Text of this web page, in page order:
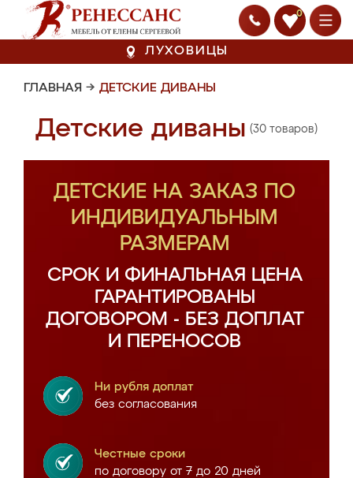
0
ЛУХОВИЦЫ
ГЛАВНАЯ → ДЕТСКИЕ ДИВАНЫ
Детские диваны (30 товаров)
ДЕТСКИЕ НА ЗАКАЗ ПО
ИНДИВИДУАЛЬНЫМ
РАЗМЕРАМ
СРОК И ФИНАЛЬНАЯ ЦЕНА
ГАРАНТИРОВАНЫ
ДОГОВОРОМ - БЕЗ ДОПЛАТ
И ПЕРЕНОСОВ
Ни рубля доплат
без согласования
Честные сроки
по договору от 7 до 20 дней